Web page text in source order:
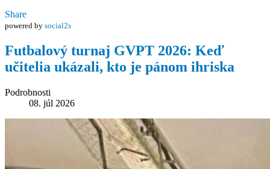
Share
powered by social2s
Futbalový turnaj GVPT 2026: Keď
učitelia ukázali, kto je pánom ihriska
Podrobnosti
08. júl 2026